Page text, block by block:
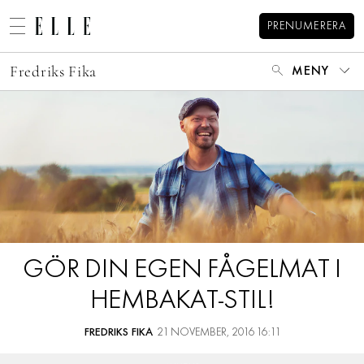
PRENUMERERA
MODE
MAT & VIN
BLOGGAR
MEMBER
Fredriks Fika MENY
HEM
KATEGORIER
ARKIV
MINA BÖCKER
KONTAKT
GÖR DIN EGEN FÅGELMAT I
HEMBAKAT-STIL!
FREDRIKS FIKA 21 NOVEMBER, 2016 16:11